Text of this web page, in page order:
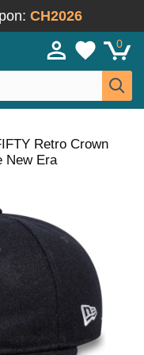
CH2026
0
Retro Crown
New Era